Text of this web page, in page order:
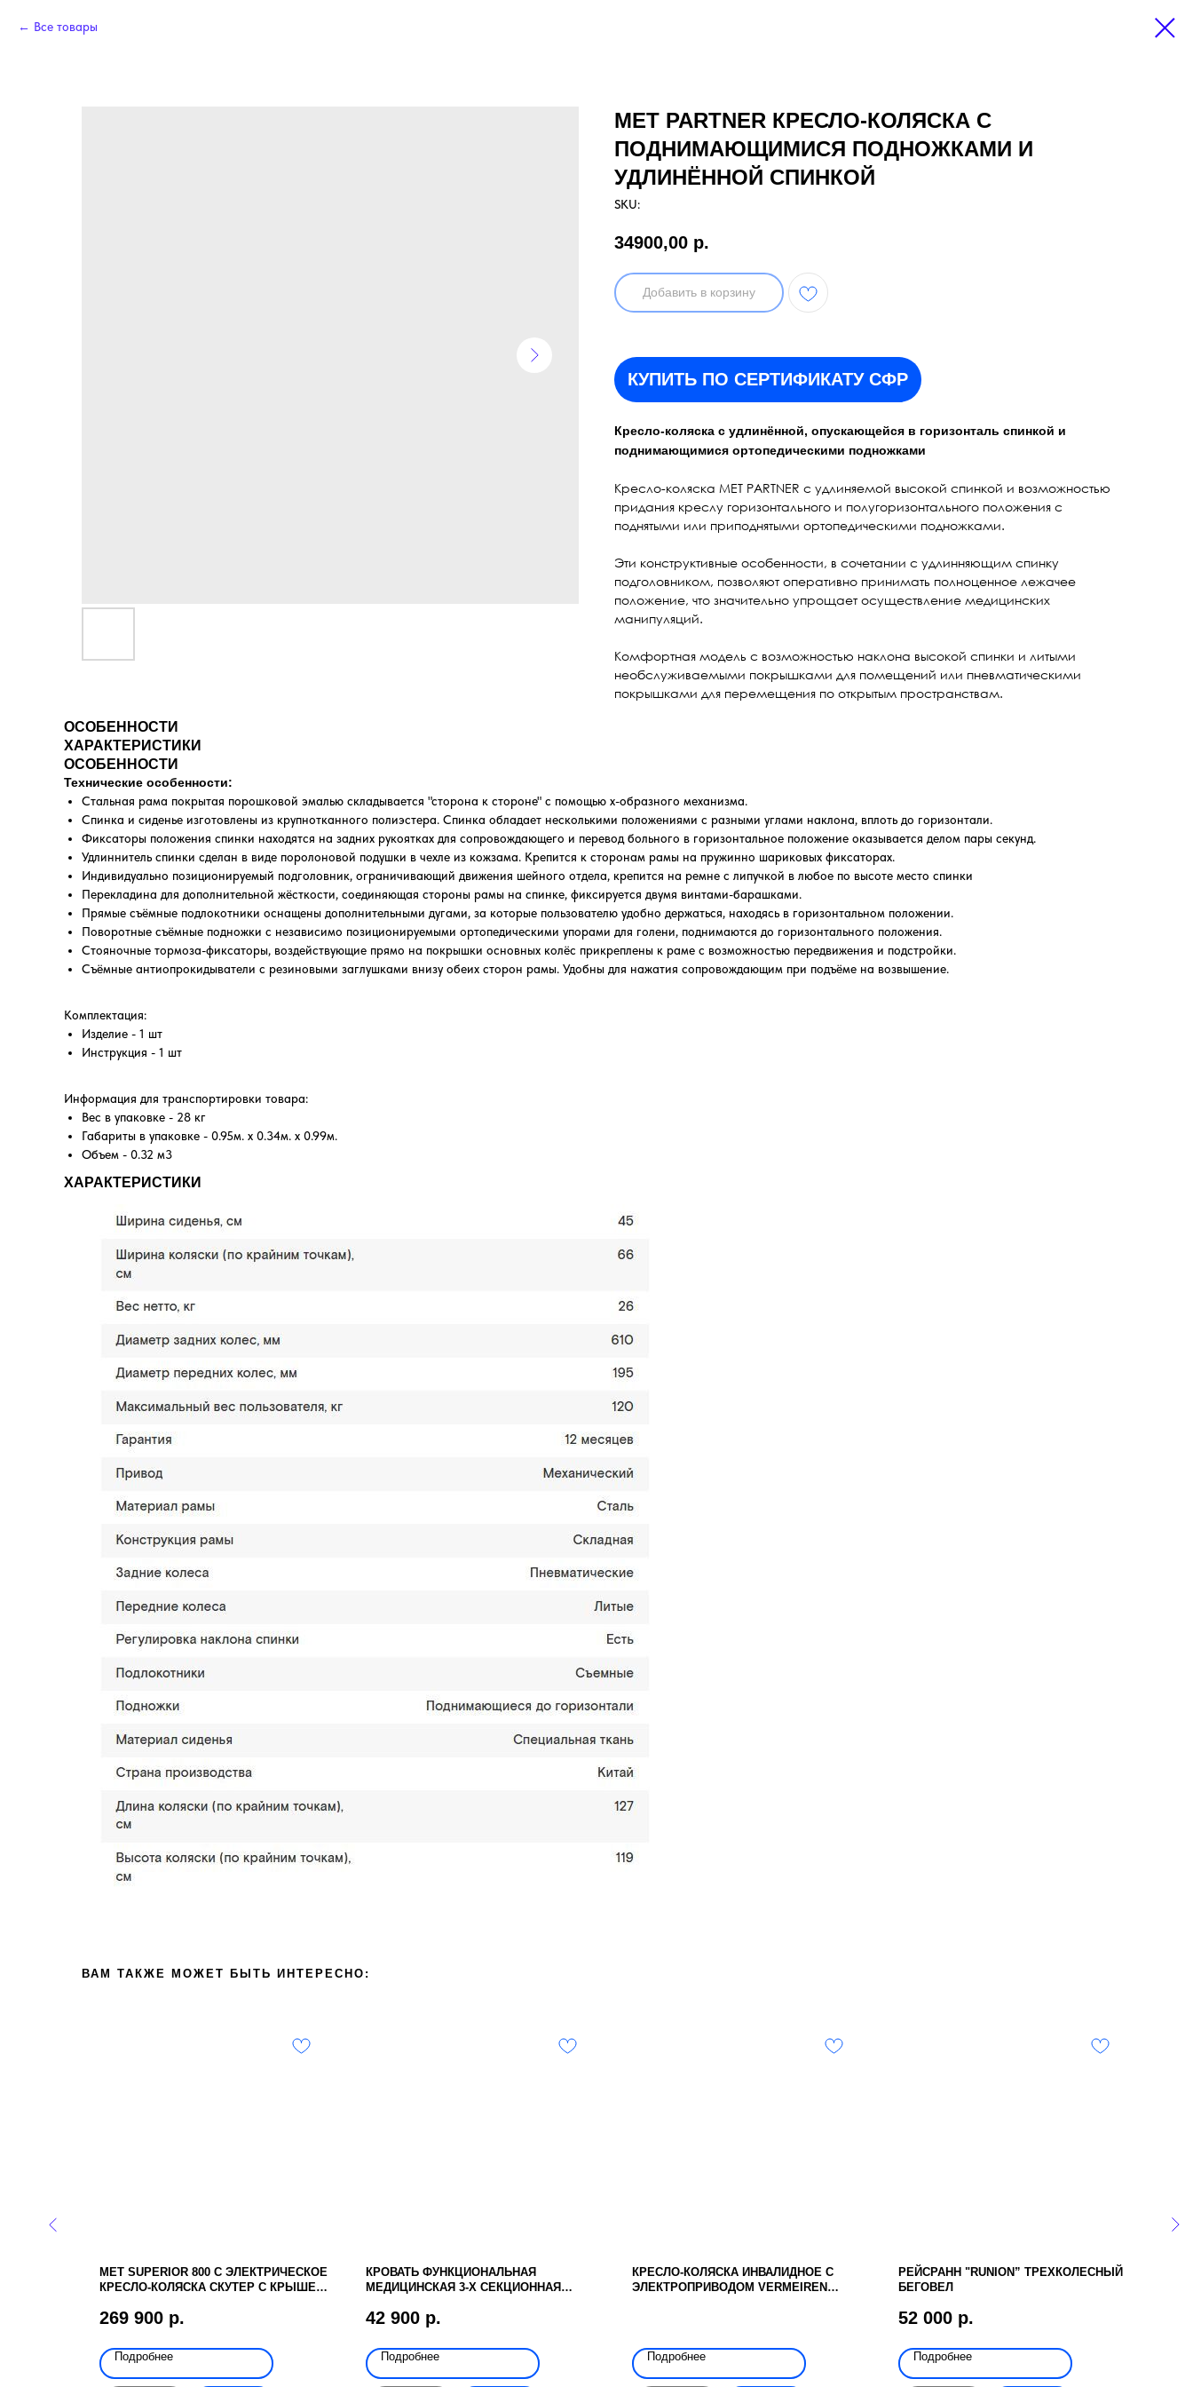
Все товары
МЕТ PARTNER КРЕСЛО-КОЛЯСКА C
ПОДНИМАЮЩИМИСЯ ПОДНОЖКАМИ И
УДЛИНЁННОЙ СПИНКОЙ
SKU:
34900,00 р.
Добавить в корзину
КУПИТЬ ПО СЕРТИФИКАТУ СФР
Кресло-коляска с удлинённой, опускающейся в горизонталь спинкой и
поднимающимися ортопедическими подножками
Кресло-коляска МЕТ PARTNER с удлиняемой высокой спинкой и возможностью
придания креслу горизонтального и полугоризонтального положения с
поднятыми или приподнятыми ортопедическими подножками.
Эти конструктивные особенности, в сочетании с удлинняющим спинку
подголовником, позволяют оперативно принимать полноценное лежачее
положение, что значительно упрощает осуществление медицинских
манипуляций.
Комфортная модель с возможностью наклона высокой спинки и литыми
необслуживаемыми покрышками для помещений или пневматическими
покрышками для перемещения по открытым пространствам.
ОСОБЕННОСТИ
ХАРАКТЕРИСТИКИ
ОСОБЕННОСТИ
Технические особенности:
Стальная рама покрытая порошковой эмалью складывается "сторона к стороне" с помощью х-образного механизма.
Спинка и сиденье изготовлены из крупнотканного полиэстера. Спинка обладает несколькими положениями с разными углами наклона, вплоть до горизонтали.
Фиксаторы положения спинки находятся на задних рукоятках для сопровождающего и перевод больного в горизонтальное положение оказывается делом пары секунд.
Удлиннитель спинки сделан в виде поролоновой подушки в чехле из кожзама. Крепится к сторонам рамы на пружинно шариковых фиксаторах.
Индивидуально позиционируемый подголовник, ограничивающий движения шейного отдела, крепится на ремне с липучкой в любое по высоте место спинки
Перекладина для дополнительной жёсткости, соединяющая стороны рамы на спинке, фиксируется двумя винтами-барашками.
Прямые съёмные подлокотники оснащены дополнительными дугами, за которые пользователю удобно держаться, находясь в горизонтальном положении.
Поворотные съёмные подножки с независимо позиционируемыми ортопедическими упорами для голени, поднимаются до горизонтального положения.
Стояночные тормоза-фиксаторы, воздействующие прямо на покрышки основных колёс прикреплены к раме с возможностью передвижения и подстройки.
Съёмные антиопрокидыватели с резиновыми заглушками внизу обеих сторон рамы. Удобны для нажатия сопровождающим при подъёме на возвышение.
Комплектация:
Изделие - 1 шт
Инструкция - 1 шт
Информация для транспортировки товара:
Вес в упаковке - 28 кг
Габариты в упаковке - 0.95м. x 0.34м. x 0.99м.
Объем - 0.32 м3
ХАРАКТЕРИСТИКИ
ВАМ ТАКЖЕ МОЖЕТ БЫТЬ ИНТЕРЕСНО:
MET SUPERIOR 800 C ЭЛЕКТРИЧЕСКОЕ
КРЕСЛО-КОЛЯСКА СКУТЕР С КРЫШЕЙ
269 900 р.
Подробнее
КРОВАТЬ ФУНКЦИОНАЛЬНАЯ
МЕДИЦИНСКАЯ 3-Х СЕКЦИОННАЯ
42 900 р.
Подробнее
КРЕСЛО-КОЛЯСКА ИНВАЛИДНОЕ С
ЭЛЕКТРОПРИВОДОМ VERMEIREN
Подробнее
РЕЙСРАНН "RUNION” ТРЕХКОЛЕСНЫЙ
БЕГОВЕЛ
52 000 р.
Подробнее